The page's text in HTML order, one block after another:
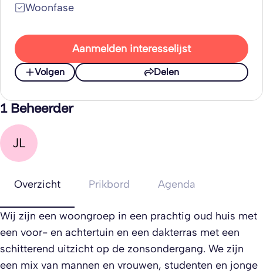
Woonfase
Aanmelden interesselijst
Volgen Delen
1 Beheerder
JL
Overzicht Prikbord Agenda
Wij zijn een woongroep in een prachtig oud huis met
een voor- en achtertuin en een dakterras met een
schitterend uitzicht op de zonsondergang. We zijn
een mix van mannen en vrouwen, studenten en jonge